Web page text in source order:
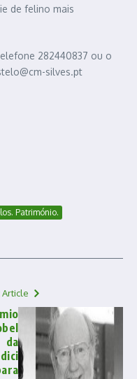
de felino mais
282440837 ou o
silves.pt
Património.
Article
da